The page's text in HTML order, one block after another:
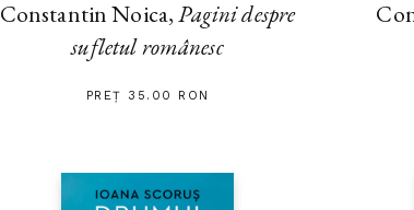
Constantin Noica,Pagini despre
sufletul românesc
PREȚ 35.00 RON